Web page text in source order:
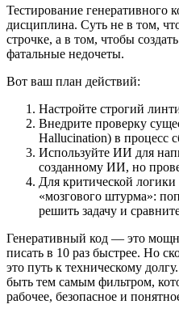
Тестирование генеративного
дисциплина. Суть не в том,
строчке, а в том, чтобы
фатальные недочеты.
Вот ваш план действий:
Настройте строгий
Внедрите проверку
Hallucination) в процесс
Используйте ИИ для
созданному ИИ, но
Для критической логики
«мозгового штурма»:
решить задачу и
Генеративный код — это
писать в 10 раз быстрее. Но
это путь к техническому
быть тем самым фильтром,
рабочее, безопасное и